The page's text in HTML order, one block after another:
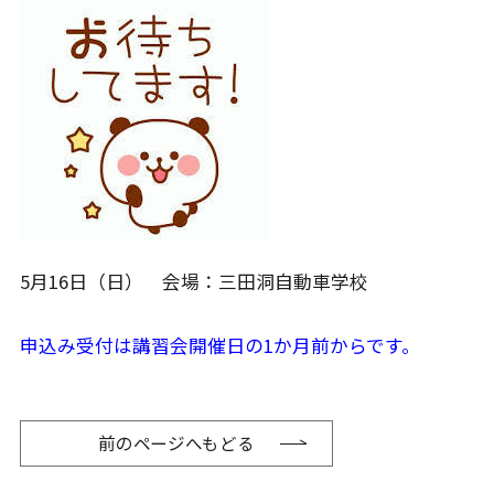
5月16日（日） 会場：三田洞自動車学校
申込み受付は講習会開催日の1か月前からです。
前のページへもどる